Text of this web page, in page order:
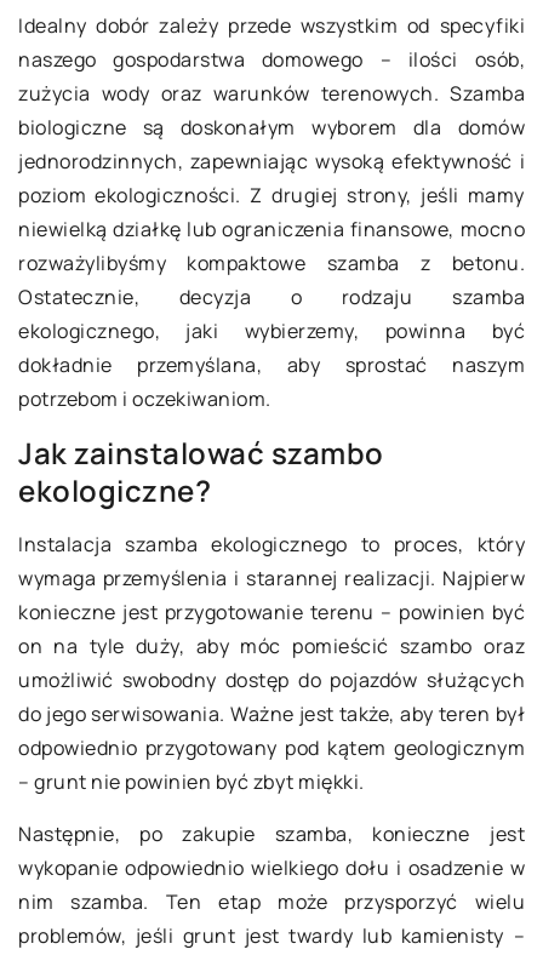
Idealny dobór zależy przede wszystkim od specyfiki
naszego gospodarstwa domowego – ilości osób,
zużycia wody oraz warunków terenowych. Szamba
biologiczne są doskonałym wyborem dla domów
jednorodzinnych, zapewniając wysoką efektywność i
poziom ekologiczności. Z drugiej strony, jeśli mamy
niewielką działkę lub ograniczenia finansowe, mocno
rozważylibyśmy kompaktowe szamba z betonu.
Ostatecznie, decyzja o rodzaju szamba
ekologicznego, jaki wybierzemy, powinna być
dokładnie przemyślana, aby sprostać naszym
potrzebom i oczekiwaniom.
Jak zainstalować szambo
ekologiczne?
Instalacja szamba ekologicznego to proces, który
wymaga przemyślenia i starannej realizacji. Najpierw
konieczne jest przygotowanie terenu – powinien być
on na tyle duży, aby móc pomieścić szambo oraz
umożliwić swobodny dostęp do pojazdów służących
do jego serwisowania. Ważne jest także, aby teren był
odpowiednio przygotowany pod kątem geologicznym
– grunt nie powinien być zbyt miękki.
Następnie, po zakupie szamba, konieczne jest
wykopanie odpowiednio wielkiego dołu i osadzenie w
nim szamba. Ten etap może przysporzyć wielu
problemów, jeśli grunt jest twardy lub kamienisty –